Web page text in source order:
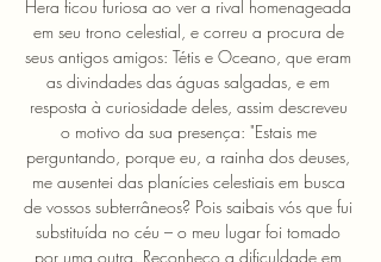
Hera ficou furiosa ao ver a rival homenageada
em seu trono celestial, e correu a procura de
seus antigos amigos: Tétis e Oceano, que eram
as divindades das águas salgadas, e em
resposta à curiosidade deles, assim descreveu
o motivo da sua presença: "Estais me
perguntando, porque eu, a rainha dos deuses,
me ausentei das planícies celestiais em busca
de vossos subterrâneos? Pois saibais vós que fui
substituída no céu – o meu lugar foi tomado
por uma outra. Reconheço a dificuldade em